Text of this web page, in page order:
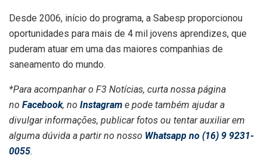
Desde 2006, início do programa, a Sabesp proporcionou
oportunidades para mais de 4 mil jovens aprendizes, que
puderam atuar em uma das maiores companhias de
saneamento do mundo.
*Para acompanhar o F3 Notícias, curta nossa página
no Facebook, no Instagram e pode também ajudar a
divulgar informações, publicar fotos ou tentar auxiliar em
alguma dúvida a partir no nosso Whatsapp no (16) 9 9231-
0055.